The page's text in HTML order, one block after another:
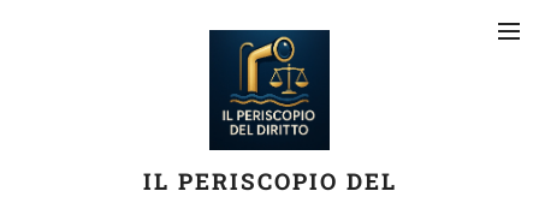
IL PERISCOPIO DEL